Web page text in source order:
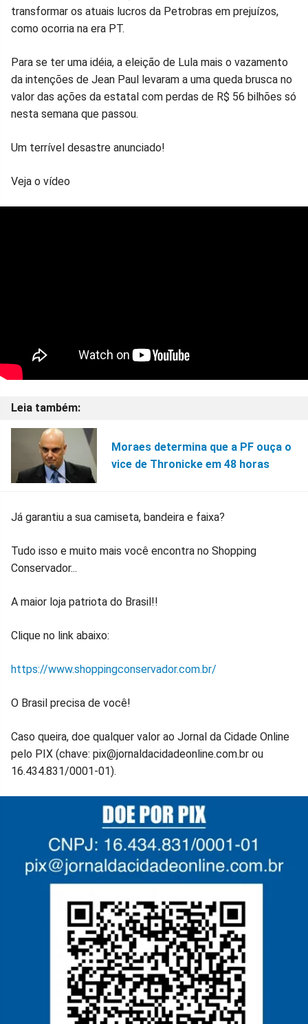
transformar os atuais lucros da Petrobras em prejuízos,
como ocorria na era PT.
Para se ter uma idéia, a eleição de Lula mais o vazamento
da intenções de Jean Paul levaram a uma queda brusca no
valor das ações da estatal com perdas de R$ 56 bilhões só
nesta semana que passou.
Um terrível desastre anunciado!
Veja o vídeo
Moraes determina que a PF ouça o
vice de Thronicke em 48 horas
Já garantiu a sua camiseta, bandeira e faixa?
Tudo isso e muito mais você encontra no Shopping
Conservador...
A maior loja patriota do Brasil!!
Clique no link abaixo:
https://www.shoppingconservador.com.br/
O Brasil precisa de você!
Caso queira, doe qualquer valor ao Jornal da Cidade Online
pelo PIX (chave: pix@jornaldacidadeonline.com.br ou
16.434.831/0001-01).